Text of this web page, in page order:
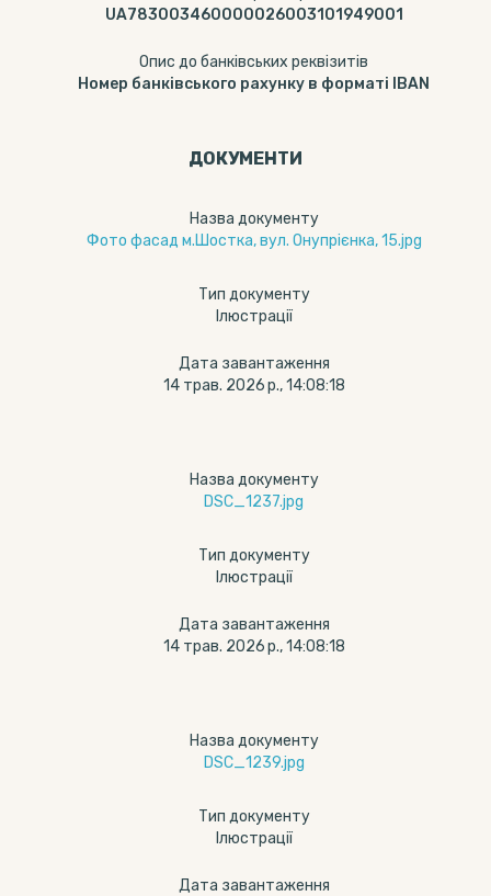
UA783003460000026003101949001
Опис до банківських реквізитів
Номер банківського рахунку в форматі IBAN
ДОКУМЕНТИ
Назва документу
Фото фасад м.Шостка, вул. Онупрієнка, 15.jpg
Тип документу
Ілюстрації
Дата завантаження
14 трав. 2026 р., 14:08:18
Назва документу
DSC_1237.jpg
Тип документу
Ілюстрації
Дата завантаження
14 трав. 2026 р., 14:08:18
Назва документу
DSC_1239.jpg
Тип документу
Ілюстрації
Дата завантаження